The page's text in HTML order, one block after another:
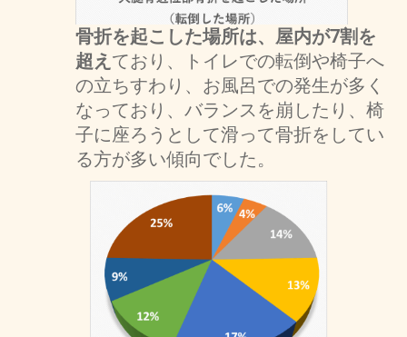
骨折を起こした場所は、屋内が7割を
超え ており、トイレでの転倒や椅子へ
の立ちすわり、お風呂での発生が多く
なっており、バランスを崩したり、椅
子に座ろうとして滑って骨折をしてい
る方が多い傾向でした。